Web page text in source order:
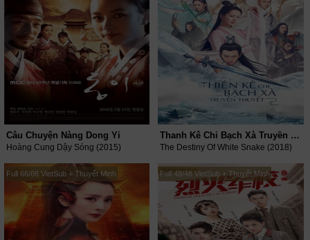
Câu Chuyện Nàng Dong Yi
Hoàng Cung Dậy Sóng (2015)
Thanh Kê Chi Bạch Xà Truyền Thuyết
The Destiny Of White Snake (2018)
Full 66/66 VietSub + Thuyết Minh Full 48/48 VietSub + Thuyết Minh